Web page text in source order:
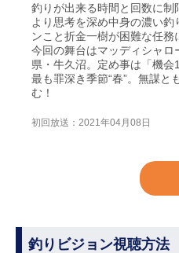
釣りが出来る時間と回数に制
より思考を深め中身の濃い
ンこと折金一樹が困難な任務
今回の舞台はマッディシャ
県・牛久沼。定め事は「機
最も罪深き季節“春”。無謀と
む！
初回放送：2021年04月08日
釣りビジョン視聴方法